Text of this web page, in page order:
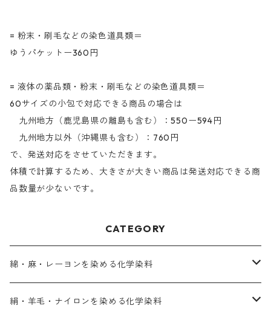
= 粉末・刷毛などの染色道具類＝
ゆうパケットー360円
= 液体の薬品類・粉末・刷毛などの染色道具類＝
60サイズの小包で対応できる商品の場合は
九州地方（鹿児島県の離島も含む）：550ー594円
九州地方以外（沖縄県も含む）：760円
で、発送対応をさせていただきます。
体積で計算するため、大きさが大きい商品は発送対応できる商
品数量が少ないです。
CATEGORY
綿・麻・レーヨンを染める化学染料
直接染料－染色手順が簡単
絹・羊毛・ナイロンを染める化学染料